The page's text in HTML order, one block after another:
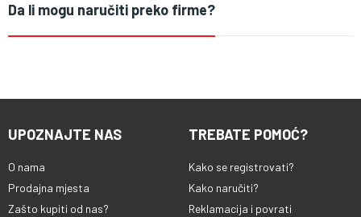
Da li mogu naručiti preko firme?
UPOZNAJTE NAS
O nama
Prodajna mjesta
Zašto kupiti od nas?
TREBATE POMOĆ?
Kako se registrovati?
Kako naručiti?
Reklamacija i povrati